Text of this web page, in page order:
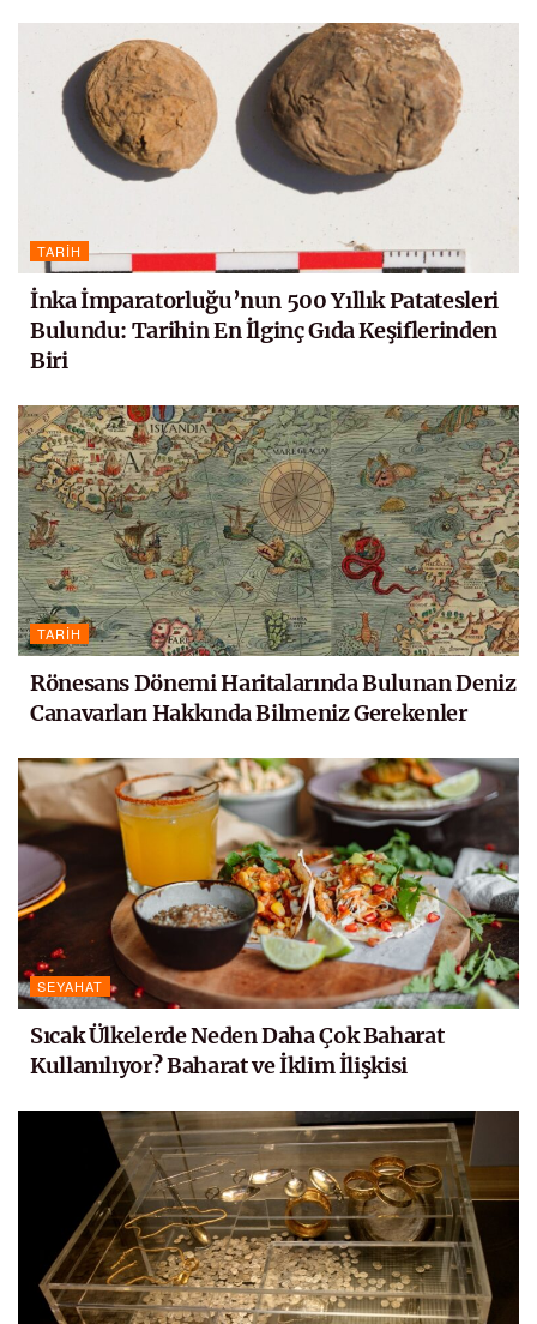
TARIH
İnka İmparatorluğu’nun 500 Yıllık Patatesleri
Bulundu: Tarihin En İlginç Gıda Keşiflerinden
Biri
TARIH
Rönesans Dönemi Haritalarında Bulunan Deniz
Canavarları Hakkında Bilmeniz Gerekenler
SEYAHAT
Sıcak Ülkelerde Neden Daha Çok Baharat
Kullanılıyor? Baharat ve İklim İlişkisi